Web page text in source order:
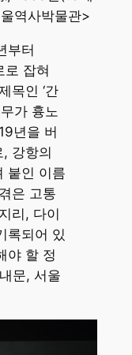
역사박물관>
부터
로 잡혀
목인 ‘간
가 흉노
년을 버
강항의
붙인 이름
은 고통
리, 다이
록되어 있
야 할 정
문, 서울